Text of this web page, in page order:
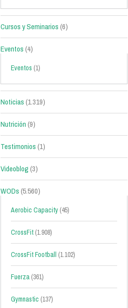
Cursos y Seminarios(6)
Eventos(4)
Eventos (1)
Noticias(1.319)
Nutrición(9)
Testimonios(1)
Videoblog(3)
WODs(5.560)
Aerobic Capacity (45)
CrossFit (1.908)
CrossFit Football (1.102)
Fuerza (361)
Gymnastic (137)